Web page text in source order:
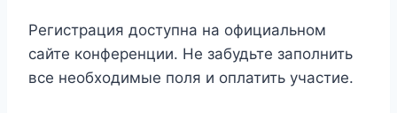
Регистрация доступна на официальном
сайте конференции. Не забудьте заполнить
все необходимые поля и оплатить участие.